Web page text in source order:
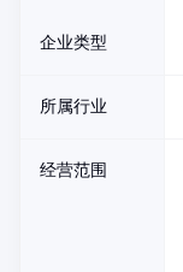
企业类型
所属行业
经营范围